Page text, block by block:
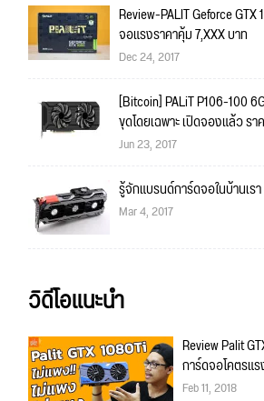
Review-PALIT Geforce
จอแรงราคาคุ้ม 7,XXX บาท
Dec 24, 2017
[Bitcoin] PALiT P106-100
ขุดโดยเฉพาะ เปิดจองแล้ว ร
Jun 23, 2017
รู้จักแบรนด์การ์ดจอในบ้านเรา
Mar 4, 2017
วิดีโอแนะนำ
Review Palit
การ์ดจอโคตรแ
Feb 11, 2018